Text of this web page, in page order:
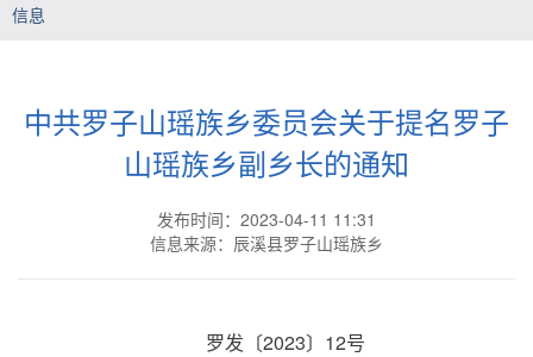
信息
中共罗子山瑶族乡委员会关于提名罗子
山瑶族乡副乡长的通知
发布时间：2023-04-11 11:31
信息来源：辰溪县罗子山瑶族乡
罗发〔2023〕12号